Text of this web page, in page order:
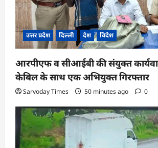
उत्तर प्रदेश दिल्ली देश विदेश
आरपीएफ व सीआईबी की संयुक्त
केबिल के साथ एक अभियुक्त गिरफ्तार
Sarvoday Times 50 minutes ago 0